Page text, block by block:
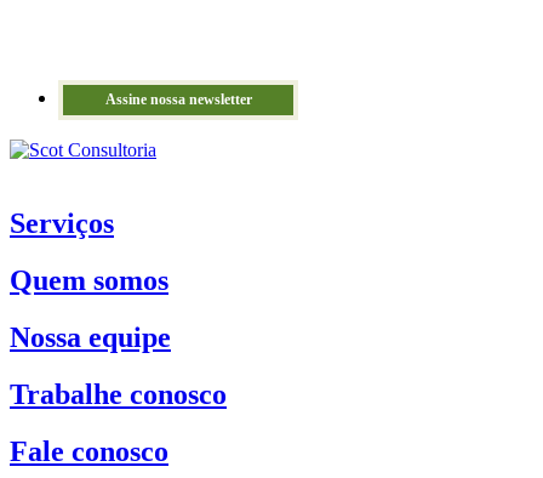
Assine nossa newsletter
Serviços
Quem somos
Nossa equipe
Trabalhe conosco
Fale conosco